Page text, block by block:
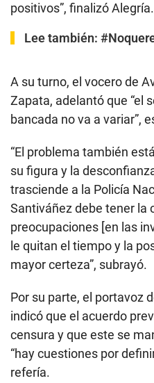
positivos”, finalizó Alegría.
Lee también:
A su turno, el vocero de
Zapata, adelantó que “el
bancada no va a variar”,
“El problema también
su figura y la
trasciende a la Policía
Santiváñez debe tener la
preocupaciones [en las
le quitan el tiempo y la
mayor certeza”, subrayó.
Por su parte, el portavoz
indicó que el acuerdo
censura y que este se
“hay cuestiones por
refería.